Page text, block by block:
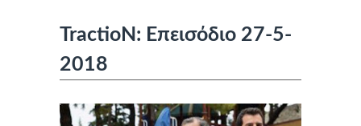
TractioN: Επεισόδιο 27-5-
2018